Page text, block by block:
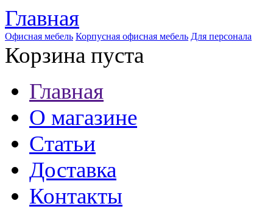
Главная
Офисная мебель Корпусная офисная мебель Для персонала
Корзина пуста
Главная
О магазине
Статьи
Доставка
Контакты